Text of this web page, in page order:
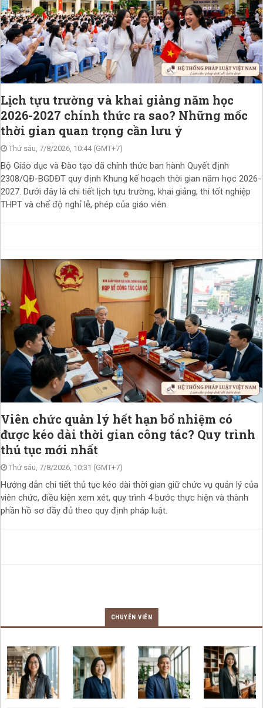
Lịch tựu trường và khai giảng năm học
2026-2027 chính thức ra sao? Những mốc
thời gian quan trọng cần lưu ý
Thứ sáu, 7/8/2026, 10:44 (GMT+7)
Bộ Giáo dục và Đào tạo đã chính thức ban hành Quyết định
2308/QĐ-BGDĐT quy định Khung kế hoạch thời gian năm học 2026-
2027. Dưới đây là chi tiết lịch tựu trường, khai giảng, thi tốt nghiệp
THPT và chế độ nghỉ lễ, phép của giáo viên.
Viên chức quản lý hết hạn bổ nhiệm có
được kéo dài thời gian công tác? Quy trình
thủ tục mới nhất
Thứ sáu, 7/8/2026, 10:31 (GMT+7)
Hướng dẫn chi tiết thủ tục kéo dài thời gian giữ chức vụ quản lý của
viên chức, điều kiện xem xét, quy trình 4 bước thực hiện và thành
phần hồ sơ đầy đủ theo quy định pháp luật.
CHUYÊN VIÊN